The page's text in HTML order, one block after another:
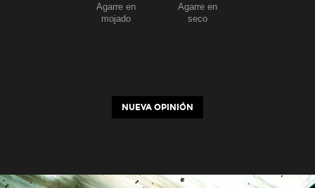
Agarre en
seco
Agarre en
mojado
NUEVA OPINIÓN